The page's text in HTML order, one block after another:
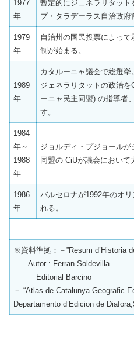
1977
年
暫定的にジェネラリタッ
プ・タラデーラス自治政府
1979
年
自治州の国民投票によっ
制が始まる。
1989
年
カタルーニャ議会で総選挙。
ジェネラリタットの政治を
ーニャ民主同盟) の指導者
す。
1984
年～
1988
年
ジョルディ・プジョールが
同盟の CiUが議会において
1986
年
バルセロナが1992年のオ
れる。
※資料準拠：－”Resum d’Historia
Autor : Ferran Soldevilla
Editorial Barcino
－ “Atlas de Catalunya Geografic
Departamento d’Edicion de